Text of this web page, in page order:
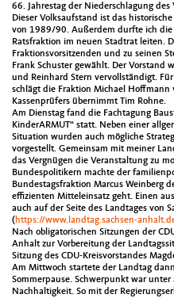
66. Jahrestag der Niederschlagung
Dieser Volksaufstand ist das
von 1989/90. Außerdem durfte ich die
Ratsfraktion im neuen Stadtrat leiten.
Fraktionsvorsitzenden und zu seinen
Frank Schuster gewählt. Der Vorstand
und Reinhard Stern vervollständigt.
schlägt die Fraktion Michael Hoffmann
Kassenprüfers übernimmt Tim Rohne.
Am Dienstag fand die Fachtagung
KinderARMUT“ statt. Neben einer
Situation wurden auch mögliche
vorgestellt. Gemeinsam mit meiner
das Vergnügen die Veranstaltung zu
Bundespolitikern machte der
Bundestagsfraktion Marcus Weinberg
effizienten Mitteleinsatz geht. Einen
auch auf der Seite des Landtages von
( https://www.landtag.sachsen-
Nach obligatorischen Sitzungen der
Anhalt zur Vorbereitung der
Sitzung des CDU-Kreisvorstandes
Am Mittwoch startete der Landtag
Sommerpause. Schwerpunkt war
Nachhaltigkeit. So mit der